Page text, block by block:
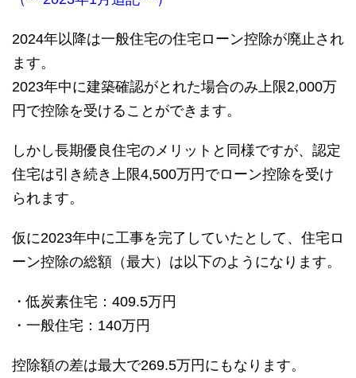
2024年以降は一般住宅の住宅ローン控除が廃止され
ます。
2023年中に建築確認がとれた場合のみ上限2,000万
円で控除を受けることができます。
しかし長期優良住宅のメリットと同様ですが、認定
住宅は引き続き上限4,500万円でローン控除を受け
られます。
仮に2023年中に工事を完了していたとして、住宅ロ
ーン控除の総額（最大）は以下のようになります。
・低炭素住宅：409.5万円
・一般住宅：140万円
控除額の差は最大で269.5万円にもなります。